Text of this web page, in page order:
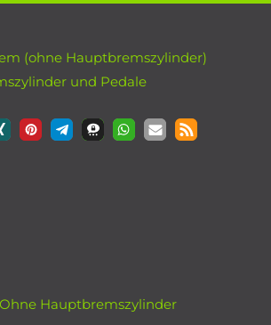
Hauptbremszylinder
(ohne Hauptbremszylinder)
und Pedale